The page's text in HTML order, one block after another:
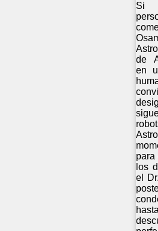
Si
de
en
para
los
el